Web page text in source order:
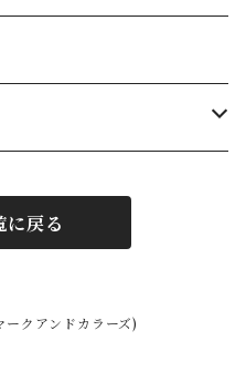
に戻る
クアンドカラーズ)